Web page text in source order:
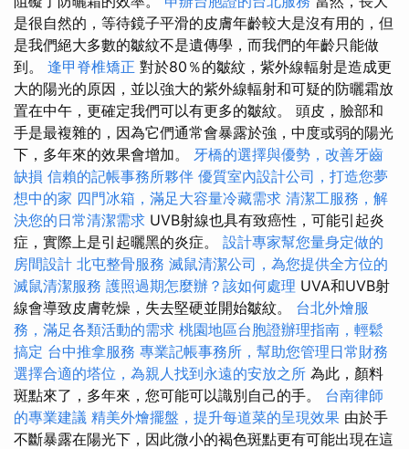
是很自然的，等待鏡子平滑的皮膚年齡較大是沒有用的，但
是我們絕大多數的皺紋不是遺傳學，而我們的年齡只能做
到。 逢甲脊椎矯正 對於80％的皺紋，紫外線輻射是造成更
大的陽光的原因，並以強大的紫外線輻射和可疑的防曬霜放
置在中午，更確定我們可以有更多的皺紋。 頭皮，臉部和
手是最複雜的，因為它們通常會暴露於強，中度或弱的陽光
下，多年來的效果會增加。 牙橋的選擇與優勢，改善牙齒
缺損 信賴的記帳事務所夥伴 優質室內設計公司，打造您夢
想中的家 四門冰箱，滿足大容量冷藏需求 清潔工服務，解
決您的日常清潔需求 UVB射線也具有致癌性，可能引起炎
症，實際上是引起曬黑的炎症。 設計專家幫您量身定做的
房間設計 北屯整骨服務 滅鼠清潔公司，為您提供全方位的
滅鼠清潔服務 護照過期怎麼辦？該如何處理 UVA和UVB射
線會導致皮膚乾燥，失去堅硬並開始皺紋。 台北外燴服
務，滿足各類活動的需求 桃園地區台胞證辦理指南，輕鬆
搞定 台中推拿服務 專業記帳事務所，幫助您管理日常財務
選擇合適的塔位，為親人找到永遠的安放之所 為此，顏料
斑點來了，多年來，您可能可以識別自己的手。 台南律師
的專業建議 精美外燴擺盤，提升每道菜的呈現效果 由於手
不斷暴露在陽光下，因此微小的褐色斑點更有可能出現在這